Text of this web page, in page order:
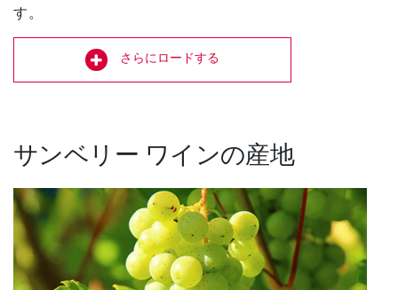
す。
さらにロードする
サンベリー ワインの産地